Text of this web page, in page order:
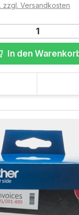
zzgl. Versandkosten
In den